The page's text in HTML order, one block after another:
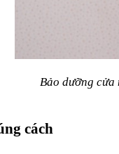
Bảo dưỡng cửa
cách